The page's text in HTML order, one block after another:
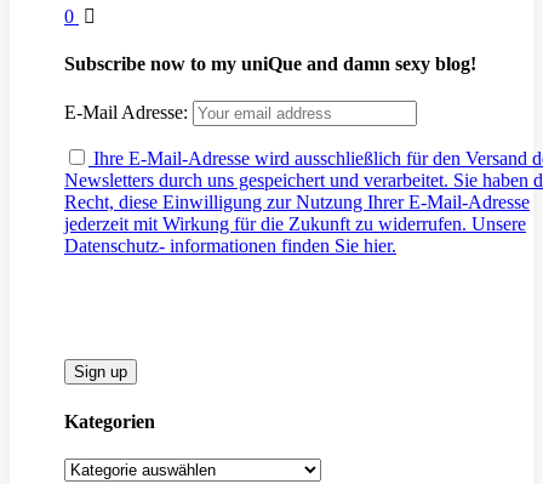
0
Subscribe now to my uniQue and damn sexy blog!
E-Mail Adresse:
Ihre E-Mail-Adresse wird ausschließlich für den Versand
Newsletters durch uns gespeichert und verarbeitet. Sie haben
Recht, diese Einwilligung zur Nutzung Ihrer E-Mail-Adresse
jederzeit mit Wirkung für die Zukunft zu widerrufen. Unsere
Datenschutz- informationen finden Sie hier.
Kategorien
Kategorien